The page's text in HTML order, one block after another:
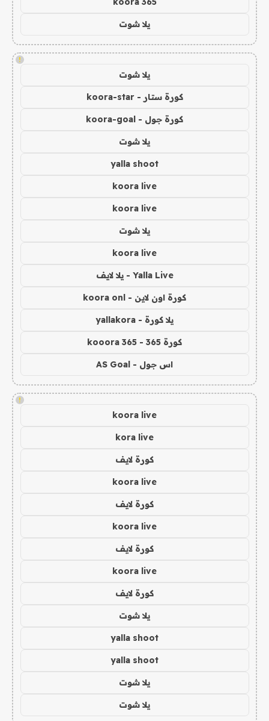
يلا شوت
!
يلا شوت
كورة ستار - koora-star
كورة جول - koora-goal
يلا شوت
yalla shoot
koora live
koora live
يلا شوت
koora live
Yalla Live - يلا لايف
كورة اون لاين - koora onl
يلا كورة - yallakora
كورة 365 - kooora 365
اس جول - AS Goal
!
koora live
kora live
كورة لايف
koora live
كورة لايف
koora live
كورة لايف
koora live
كورة لايف
يلا شوت
yalla shoot
yalla shoot
يلا شوت
يلا شوت